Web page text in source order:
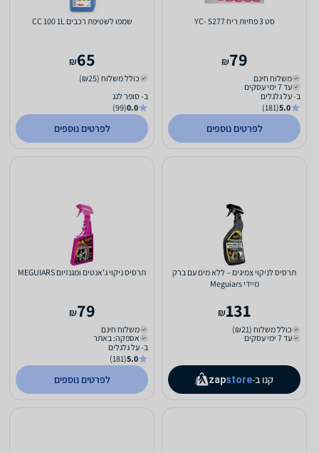
סט 3 פחיות ריח YC- 5277
79
₪
משלוח חינם
עד 7 ימי עסקים
ב- על גלגלים
5.0
(181)
לפרטים נוספים
שמפו לשטיפת רכבים CC 100 1L
65
₪
כולל משלוח (₪25)
ב- סופר לנג
0.0
(99)
לפרטים נוספים
תרסיס לניקוי צמיגים – ללא מים עם ברק
מיידי Meguiars
131
₪
כולל משלוח (₪21)
עד 7 ימי עסקים
קנו ב- zapstore
תרסיס ניקוי ג'אנטים ומגנזיום MEGUIARS
79
₪
משלוח חינם
אספקה: באתר
ב- על גלגלים
5.0
(181)
לפרטים נוספים